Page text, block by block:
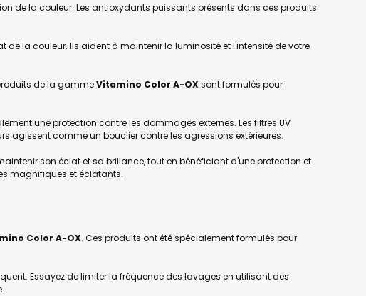
de la couleur. Les antioxydants puissants présents dans ces produits
la couleur. Ils aident à maintenir la luminosité et l'intensité de votre
de la gammeVitamino Color A-OX sont formulés pour
une protection contre les dommages externes. Les filtres UV
agissent comme un bouclier contre les agressions extérieures.
son éclat et sa brillance, tout en bénéficiant d'une protection et
magnifiques et éclatants.
Color A-OX. Ces produits ont été spécialement formulés pour
Essayez de limiter la fréquence des lavages en utilisant des